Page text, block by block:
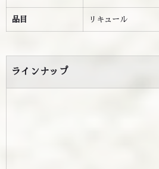
品目 リキュール
ラインナップ